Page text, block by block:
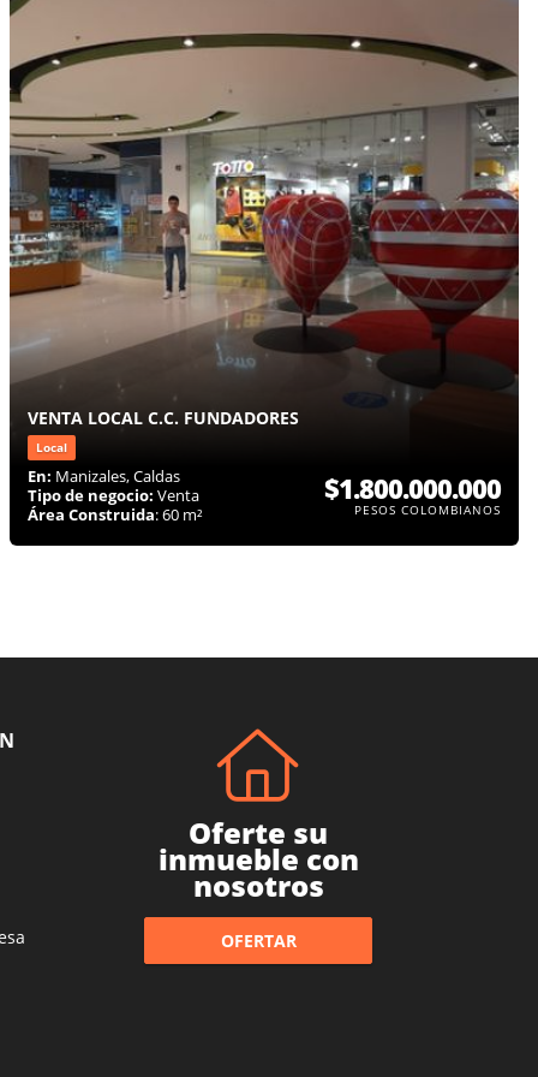
VENTA LOCAL C.C. FUNDADORES
Local
En: Manizales, Caldas
Tipo de negocio: Venta
Área Construida: 60 m²
$1.800.000.000
PESOS COLOMBIANOS
Oferte su
inmueble con
nosotros
OFERTAR